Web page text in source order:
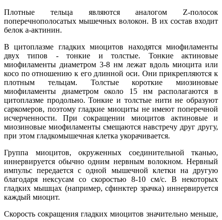
Плотные тельца являются аналогом Z-полосок
поперечнополосатых мышечных волокон. В их состав входит
белок а-актинин.
В цитоплазме гладких миоцитов находятся миофиламенты
двух типов - тонкие и толстые. Тонкие актиновые
миофиламенты диаметром 3-8 нм лежат вдоль миоцита или
косо по отношению к его длинной оси. Они прикрепляются к
плотным тельцам. Толстые короткие миозиновые
миофиламенты диаметром около 15 нм располагаются в
цитоплазме продольно. Тонкие и толстые нити не образуют
саркомеров, поэтому гладкие миоциты не имеют поперечной
исчерченности. При сокращении миоцитов актиновые и
миозиновые миофиламенты смещаются навстречу друг другу,
при этом гладкомышечная клетка укорачивается.
Группа миоцитов, окруженных соединительной тканью,
иннервируется обычно одним нервным волокном. Нервный
импульс передается с одной мышечной клетки на другую
благодаря нексусам со скоростью 8-10 см/с. В некоторых
гладких мышцах (например, сфинктер зрачка) иннервируется
каждый миоцит.
Скорость сокращения гладких миоцитов значительно меньше,